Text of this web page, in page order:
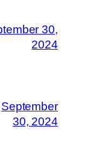
30,
2024
September
30, 2024